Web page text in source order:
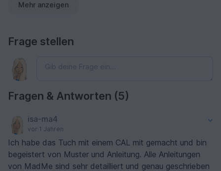
Mehr anzeigen
Frage stellen
Fragen & Antworten (5)
isa-ma4
vor 1 Jahren
Ich habe das Tuch mit einem CAL mit gemacht und bin
begeistert von Muster und Anleitung. Alle Anleitungen
von MadMe sind sehr detailliert und genau geschrieben